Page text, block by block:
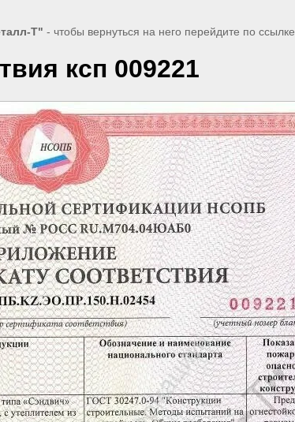
Т" - чтобы вернуться на него перейдите по ссылке
ксп 009221